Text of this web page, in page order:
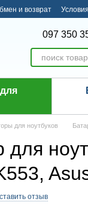
и возврат
097 350
для ноутбуков
для
отзыв